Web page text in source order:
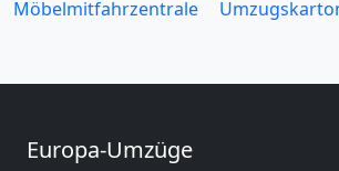
Möbelmitfahrzentrale
Europa-Umzüge